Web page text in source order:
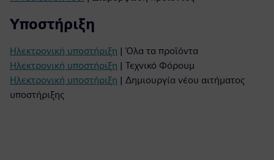
Υποστήριξη
Ηλεκτρονική υποστήριξη | Όλα τα προϊόντα
Ηλεκτρονική υποστήριξη | Τεχνικό Φόρουμ
Ηλεκτρονική υποστήριξη | Δημιουργία νέου αιτήματος
υποστήριξης